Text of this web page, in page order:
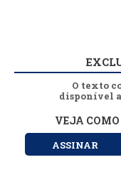
O texto
disponível
VEJA
ASSINAR